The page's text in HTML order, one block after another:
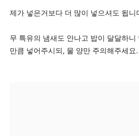
제가 넣은거보다 더 많이 넣으셔도 됩니
무 특유의 냄새도 안나고 밥이 달달하니
만큼 넣어주시되, 물 양만 주의해주세요.